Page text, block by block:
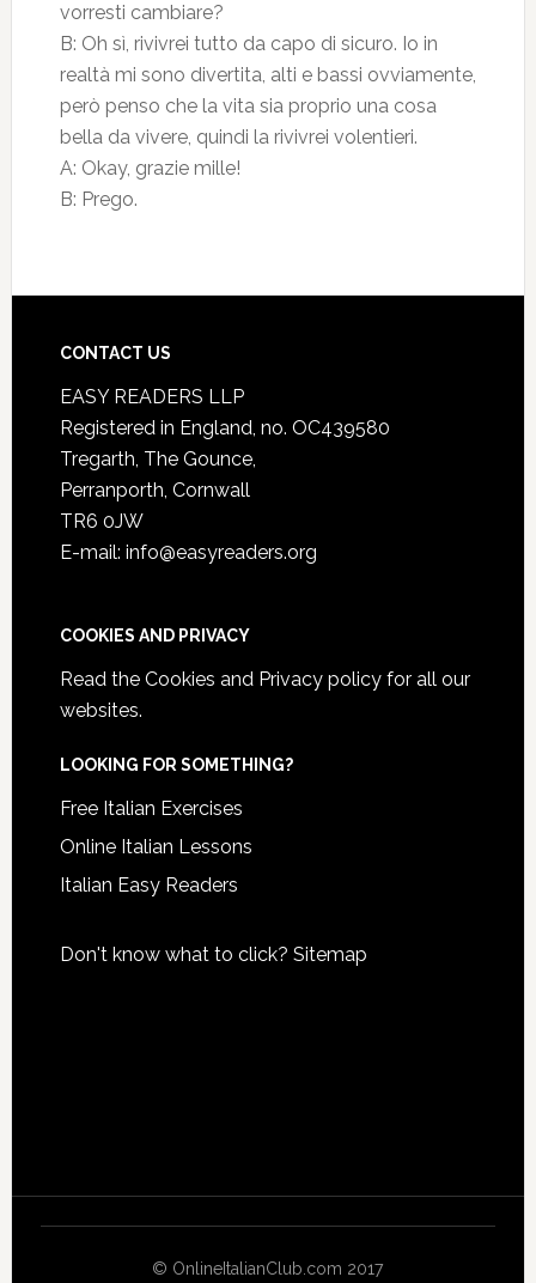
vorresti cambiare?
B: Oh sì, rivivrei tutto da capo di sicuro. Io in
realtà mi sono divertita, alti e bassi ovviamente,
però penso che la vita sia proprio una cosa
bella da vivere, quindi la rivivrei volentieri.
A: Okay, grazie mille!
B: Prego.
CONTACT US
EASY READERS LLP
Registered in England, no. OC439580
Tregarth, The Gounce,
Perranporth, Cornwall
TR6 0JW
E-mail: info@easyreaders.org
COOKIES AND PRIVACY
Read the Cookies and Privacy policyfor all our
websites.
LOOKING FOR SOMETHING?
Free Italian Exercises
Online Italian Lessons
Italian Easy Readers
Don't know what to click? Sitemap
© OnlineItalianClub.com 2017